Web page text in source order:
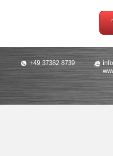
+49 37382 8739